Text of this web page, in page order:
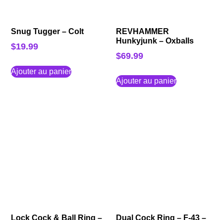
Snug Tugger – Colt
$19.99
Ajouter au panier
REVHAMMER
Hunkyjunk – Oxballs
$69.99
Ajouter au panier
Lock Cock & Ball Ring – Dual Cock Ring – F-43 –